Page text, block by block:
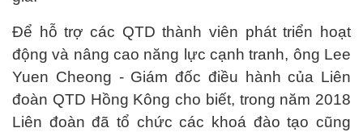
Để hỗ trợ các QTD thành viên phát triển hoạt
động và nâng cao năng lực cạnh tranh, ông Lee
Yuen Cheong - Giám đốc điều hành của Liên
đoàn QTD Hồng Kông cho biết, trong năm 2018
Liên đoàn đã tổ chức các khoá đào tạo cũng